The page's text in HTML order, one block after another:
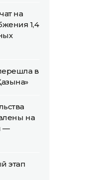
на
1,4
в
на
—
этап